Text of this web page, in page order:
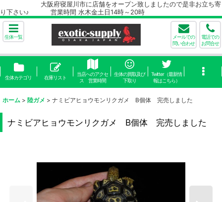
大阪府寝屋川市に店舗をオープン致しましたので是非お立ち寄
り下さい♪ 営業時間 水木金土日14時～20時
生体一覧
メールでの
問い合わせ
電話での
お問合せ
生体カテゴリ 在庫リスト
当店へのアクセ
ス 営業時間
生体の買取及び
下取り
Twitter（最新情
報はこちら）
ホーム > 陸ガメ > ナミビアヒョウモンリクガメ B個体 完売しました
ナミビアヒョウモンリクガメ B個体 完売しました